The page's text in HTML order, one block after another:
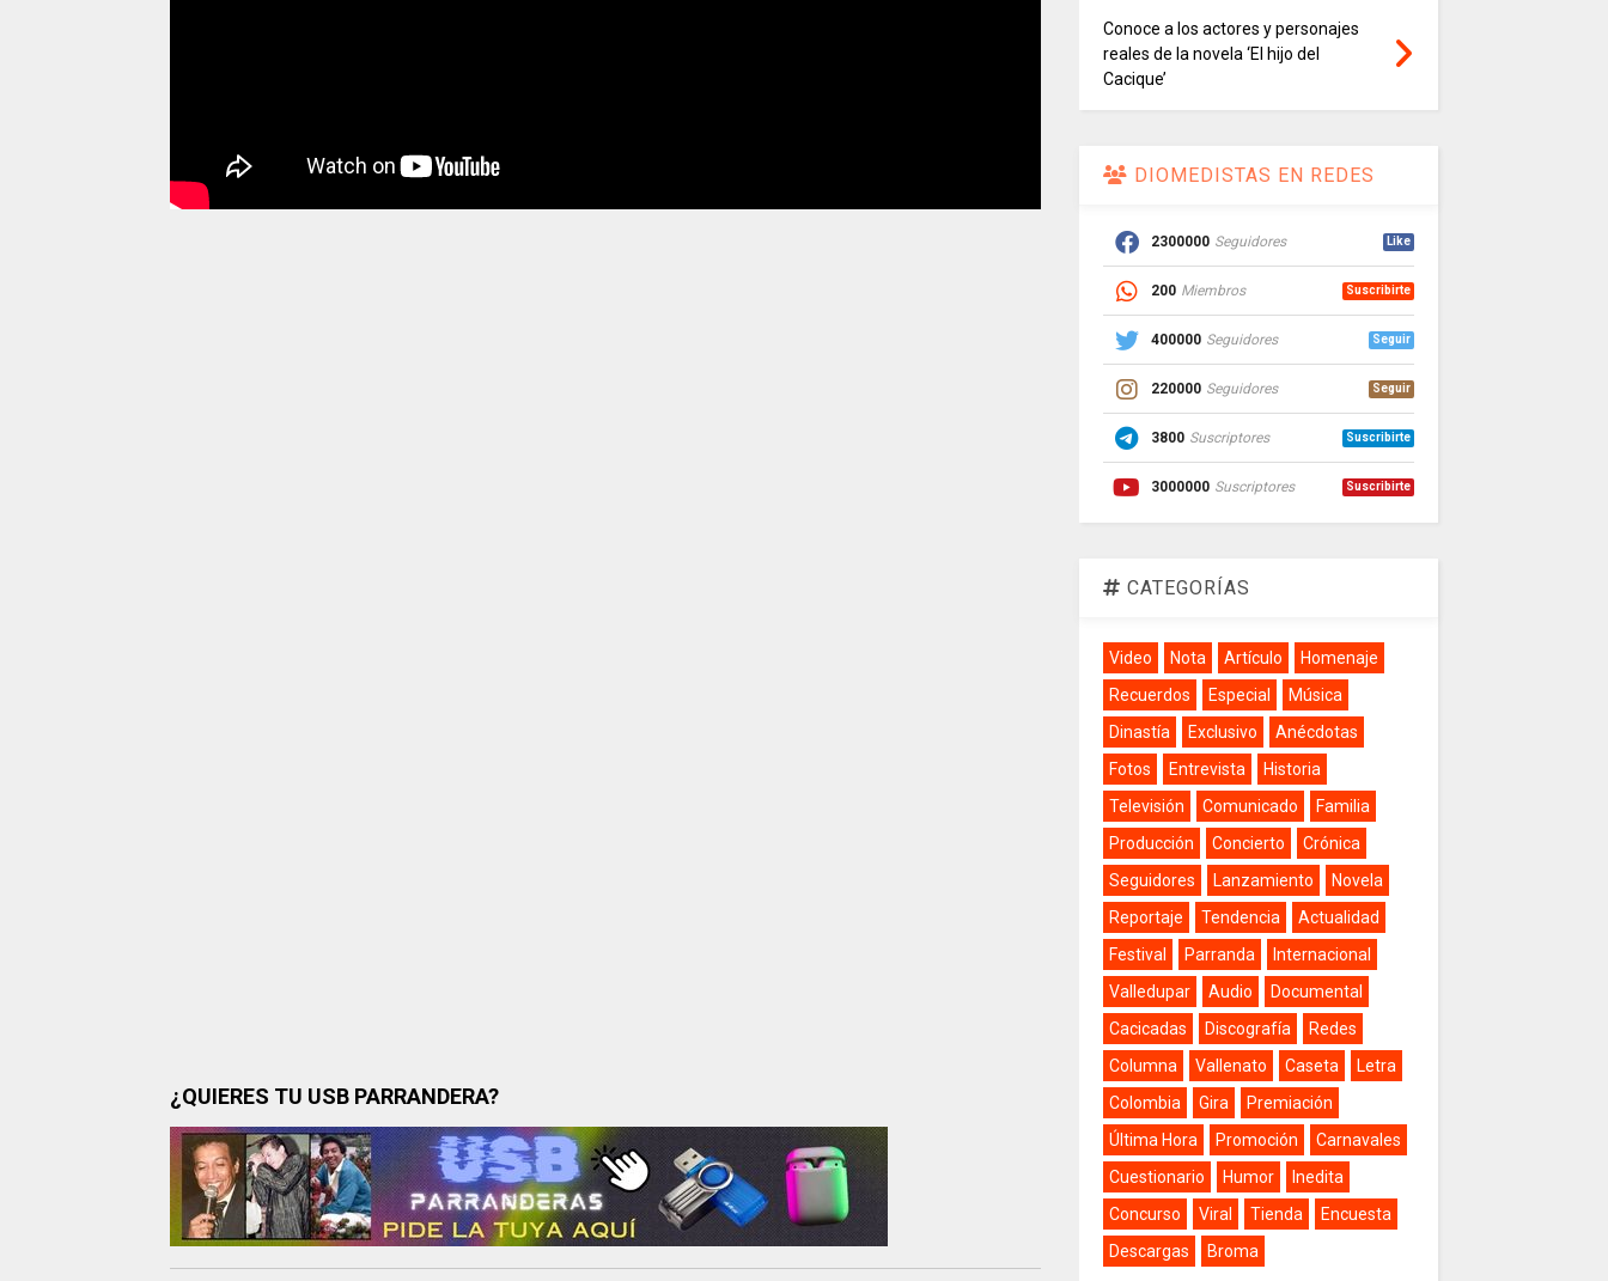
¿QUIERES TU USB PARRANDERA?
Conoce a los actores y personajes
reales de la novela ‘El hijo del
Cacique’
DIOMEDISTAS EN REDES
2300000 Seguidores Like
200 Miembros Suscribirte
400000 Seguidores Seguir
220000 Seguidores Seguir
3800 Suscriptores Suscribirte
3000000 Suscriptores Suscribirte
CATEGORÍAS
Video Nota Artículo
Homenaje
Recuerdos
Especial
Música
Dinastía
Exclusivo
Anécdotas
Fotos
Entrevista
Historia
Televisión
Comunicado
Familia
Producción
Concierto
Crónica
Seguidores
Lanzamiento
Novela
Reportaje
Tendencia
Actualidad
Festival
Parranda
Internacional
Valledupar
Audio
Documental
Cacicadas
Discografía
Redes
Columna
Vallenato Caseta
Letra
Colombia
Gira
Premiación
Última Hora
Promoción
Carnavales
Cuestionario
Humor
Inedita
Concurso
Viral Tienda
Encuesta
Descargas
Broma